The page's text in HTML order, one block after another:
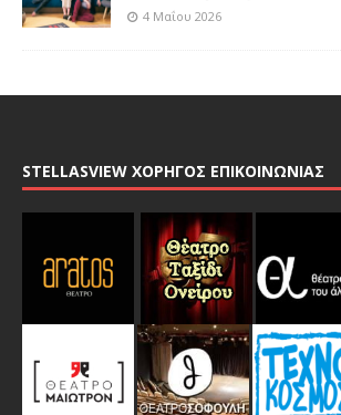
4 Μαΐου 2026
STELLASVIEW ΧΟΡΗΓΟΣ ΕΠΙΚΟΙΝΩΝΙΑΣ